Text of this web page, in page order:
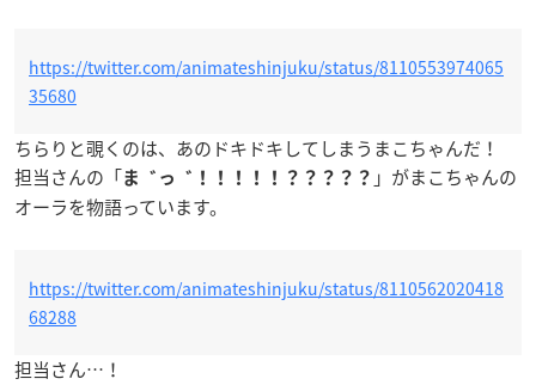
https://twitter.com/animateshinjuku/status/8110553974065
35680
ちらりと覗くのは、あのドキドキしてしまうまこちゃんだ！
担当さんの「ま゛っ゛！！！！！？？？？？ 」がまこちゃんの
オーラを物語っています。
https://twitter.com/animateshinjuku/status/8110562020418
68288
担当さん…！